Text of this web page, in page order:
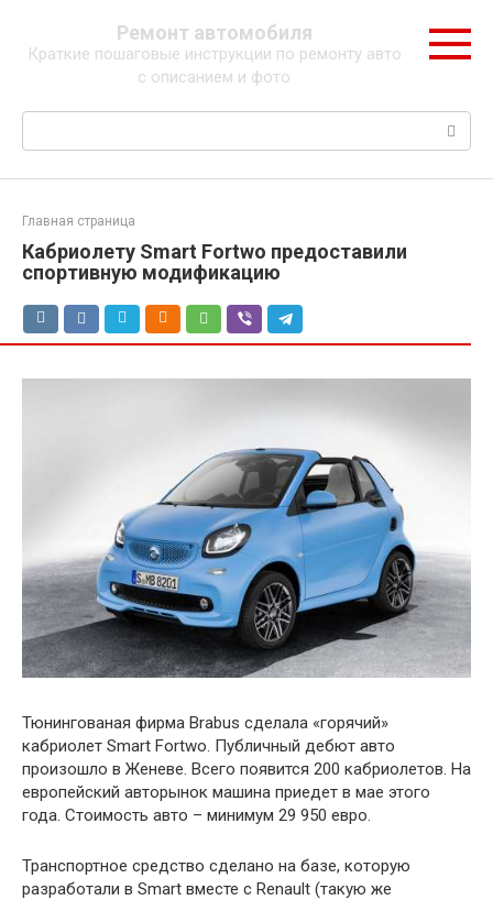
контенту
Ремонт автомобиля
Краткие пошаговые инструкции по ремонту авто
с описанием и фото
Поиск:
Главная страница
Кабриолету Smart Fortwo предоставили
спортивную модификацию
Тюнингованая фирма Brabus сделала «горячий»
кабриолет Smart Fortwo. Публичный дебют авто
произошло в Женеве. Всего появится 200 кабриолетов. На
европейский авторынок машина приедет в мае этого
года. Стоимость авто – минимум 29 950 евро.
Транспортное средство сделано на базе, которую
разработали в Smart вместе с Renault (такую же